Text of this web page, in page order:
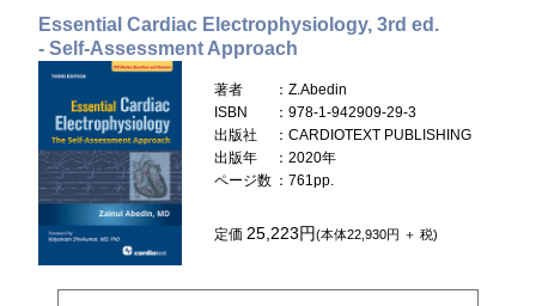
Essential Cardiac Electrophysiology, 3rd ed.
- Self-Assessment Approach
著者
：Z.Abedin
ISBN
：978-1-942909-29-3
出版社
：CARDIOTEXT PUBLISHING
出版年
：2020年
ページ数 ：761pp.
定価 25,223円(本体22,930円 ＋ 税)